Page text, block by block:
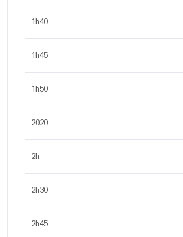
1h40
1h45
1h50
2020
2h
2h30
2h45